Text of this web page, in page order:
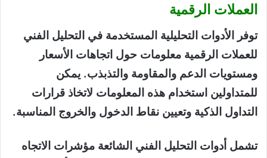
العملات الرقمية
توفر الأدوات التحليلية المستخدمة في التحليل الفني
للعملات الرقمية معلومات حول اتجاهات الأسعار
ومستويات الدعم والمقاومة والتذبذب. يمكن
للمتداولين استخدام هذه المعلومات لاتخاذ قرارات
التداول الذكية وتعيين نقاط الدخول والخروج المناسبة.
تشمل أدوات التحليل الفني الشائعة مؤشرات الاتجاه